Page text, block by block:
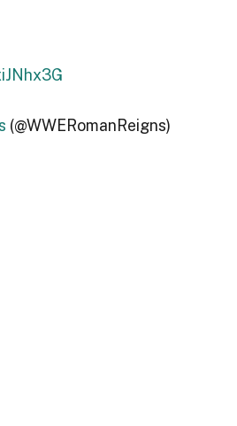
(@WWERomanReigns)